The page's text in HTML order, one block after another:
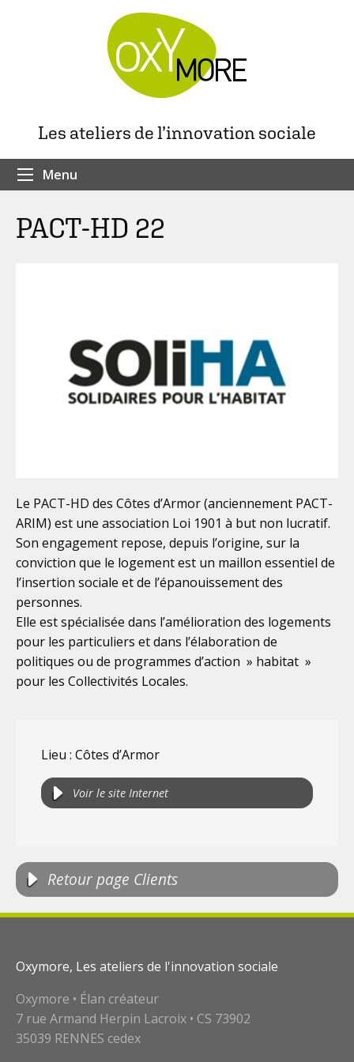
Les ateliers de l’innovation sociale
Menu
PACT-HD 22
Le PACT-HD des Côtes d’Armor (anciennement PACT-
ARIM) est une association Loi 1901 à but non lucratif.
Son engagement repose, depuis l’origine, sur la
conviction que le logement est un maillon essentiel de
l’insertion sociale et de l’épanouissement des
personnes.
Elle est spécialisée dans l’amélioration des logements
pour les particuliers et dans l’élaboration de
politiques ou de programmes d’action » habitat »
pour les Collectivités Locales.
Lieu : Côtes d’Armor
Voir le site Internet
Retour page Clients
Oxymore, Les ateliers de l'innovation sociale
Oxymore • Élan créateur
7 rue Armand Herpin Lacroix • CS 73902
35039 RENNES cedex